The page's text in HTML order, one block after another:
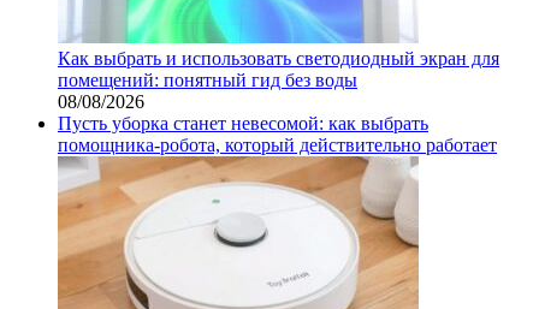
Как выбрать и использовать светодиодный экран для
помещений: понятный гид без воды
08/08/2026
Пусть уборка станет невесомой: как выбрать
помощника‑робота, который действительно работает